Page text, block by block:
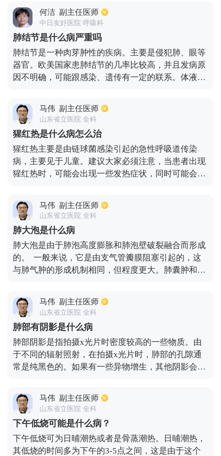
制被降低之后，最终导致食管黏膜受到攻击造成，目
前在临床上的表现是胸痛，反酸，吞咽困难等，有些
患者还会出现堵塞感，异物感等，最好及时去消化科
里面做个电子胃镜的检查，及时了解情况，适当服用
点抑酸和促进胃肠动物的药物，也要改变饮食的方
式，不能暴饮暴食，保持稳定的情绪。
何洁 副主任医师
中日友好医院 呼吸科
肺结节是什么病严重吗
肺结节是一种肉芽肿性的疾病。主要是侵犯肺、眼等
器官。欧美国家患肺结节的几率比较高，并且发病原
因不明确，可能跟感染、遗传有一定的联系。体液和
现为咳嗽、乏力、盗汗、体重减轻等症状，甚至会出
现胸闷、发绀等。当合并感染支气管扩张等疾病时，
就会加重病情。由于发病原因不明，在治疗上没有有
效的治疗方案，若是症状明显，可采取激素治疗，比
如使用甲氨蝶呤等药物。
马伟 副主任医师
山东省立医院 全科
猩红热是什么病怎么治
猩红热主要是由链球菌感染引起的急性呼吸道传染
病，主要见于儿童。建议大家必须注意，当患者出现
猩红热时，可能会出现一些发热症状，同时可能会出
能会出现一些厌食、咽炎或扁桃体炎。建议大家必须
注意及时对症治疗，可采取青霉素类药物或头孢类药
物进行治疗以缓解症状。同时注意饮食要清淡，保持
室内空气新鲜，循环，温度和湿度要适当，另外一定
要注意保暖，避免风吹，感冒，同时要卧床休息，避
免患者进行一些剧烈运动，以免使情况更加严重。
马伟 副主任医师
山东省立医院 全科
肺大泡是什么病
肺大泡是由于肺泡高度膨胀和肺泡壁破裂融合而形成
的。 一般来说，它是由支气管瓣膜阻塞引起的，这
与肺气肿的形成机制相同，但程度更大。肺囊肿和肺
肺部疾病，如慢性支气管炎和支气管哮喘。晚期属于
平静病或结节病，部分肺大泡见于无肺和支气管疾病
的患者。 肺大泡是继发于肺炎或肺脓肿的疾病，多见
于婴儿，有单个或多个肺大泡。由于炎性病变，小支
气管粘膜的水肿导致管腔的部分阻塞，并起到瓣膜的
作用。空气可以进入肺泡，不容易排出，肺泡中的压
力增加，由于肺泡中压力的增加，肺泡空间逐渐破
马伟 副主任医师
山东省立医院 全科
肺部有阴影是什么病
肺部阴影是指拍摄x光片时密度较高的一些物质。由
于不同的辐射照射，在拍摄x光片时，肺部的孔隙通
常是纯黑色的。如果有一些异物增生，其他阴影会出
的一侧。当阴影出现时，肺部可能出现某些病变。此
时需要进一步的诊断。最好通过ct诊断和治疗来检测
炎症、结核或肿瘤。一般阴影比较常见的为肺部的炎
症或者是沉积的颗粒物等。
马伟 副主任医师
山东省立医院 全科
下午低烧可能是什么病？
下午低烧可为日晡潮热或者是骨蒸潮热。日晡潮热，
其低烧的时间多为下午的3-5点之间，这是由于这个